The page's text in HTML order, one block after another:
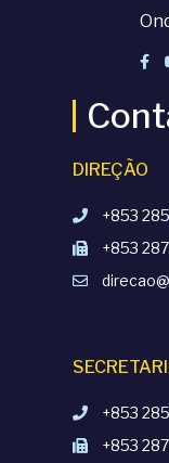
DIREÇÃO
+853
+853
+853
+853